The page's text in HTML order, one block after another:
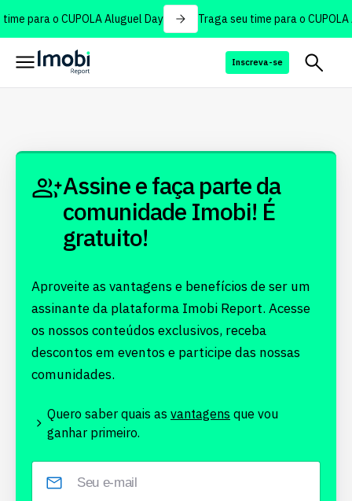
para o CUPOLA Aluguel Day Traga seu time para o CUPOLA
Inscreva-se
Assine e faça parte da
comunidade Imobi! É
gratuito!
Aproveite as vantagens e benefícios de ser um
assinante da plataforma Imobi Report. Acesse
os nossos conteúdos exclusivos, receba
descontos em eventos e participe das nossas
comunidades.
Quero saber quais as vantagens que vou
ganhar primeiro.